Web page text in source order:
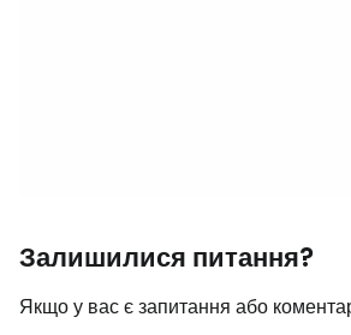
Залишилися питання?
Якщо у вас є запитання або